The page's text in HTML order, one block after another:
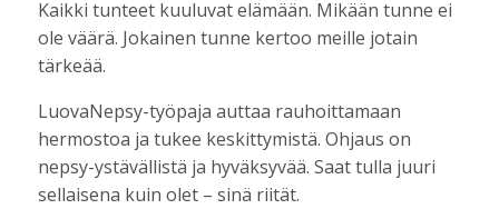
Kaikki tunteet kuuluvat elämään. Mikään tunne ei
ole väärä. Jokainen tunne kertoo meille jotain
tärkeää.
LuovaNepsy-työpaja auttaa rauhoittamaan
hermostoa ja tukee keskittymistä. Ohjaus on
nepsy-ystävällistä ja hyväksyvää. Saat tulla juuri
sellaisena kuin olet – sinä riität.